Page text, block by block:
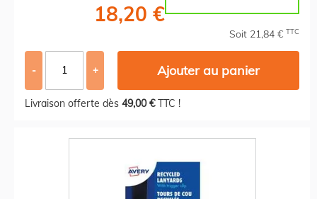
18,20 €
Soit 21,84 € TTC
- + Ajouter au panier
Livraison offerte dès 49,00 €TTC !